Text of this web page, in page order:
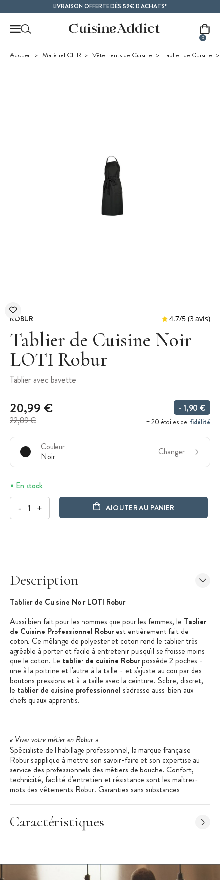
LIVRAISON OFFERTE DÈS 59€ D'ACHATS*
0
Accueil Matériel CHR Vêtements de Cuisine Tablier de Cuisine
ROBUR
Tablier de Cuisine Noir
LOTI Robur
Tablier avec bavette
20,99 €
22,89 €
- 1,90 €
+ 20 étoiles de fidélité
Couleur
Noir
Changer
En stock
- + AJOUTER AU PANIER
Description
Tablier de Cuisine Noir LOTI Robur
Aussi bien fait pour les hommes que pour les femmes, le Tablier
de Cuisine Professionnel Roburest entièrement fait de
coton. Ce mélange de polyester et coton rend le tablier très
agréable à porter et facile à entretenir puisqu'il se froisse moins
que le coton. Le tablier de cuisine Roburpossède 2 poches -
une à la poitrine et l'autre à la taille - et s'ajuste au cou par des
boutons pressions et à la taille avec la ceinture. Sobre, discret,
le tablier de cuisine professionnel s'adresse aussi bien aux
chefs qu'aux apprentis.
« Vivez votre métier en Robur »
Spécialiste de l'habillage professionnel, la marque française
Robur s'applique à mettre son savoir-faire et son expertise au
service des professionnels des métiers de bouche. Confort,
technicité, facilité d'entretien et résistance sont les maîtres-
mots des vêtements Robur. Garanties sans substances
Tour de cou réglable
Caractéristiques